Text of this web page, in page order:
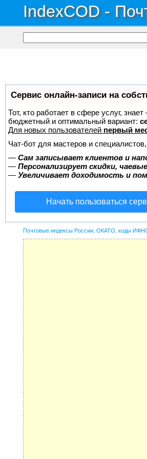
IndexCOD -
Сервис онлайн-записи на
Тот, кто работает в сфере услуг,
бюджетный и оптимальный вариант:
Для новых пользователей первый
Чат-бот для мастеров и
— Сам записывает клиентов и
— Персонализирует скидки,
— Увеличивает доходимость и
Начать пользоваться
Почтовые индексы России, ОКАТО, коды